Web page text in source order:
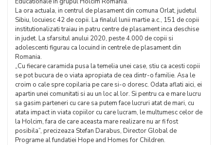
La ora actuala, in centrul de plasament din comuna Orlat, judetul
Sibiu, locuiesc 42 de copii. La finalul lunii martie a.c., 151 de copii
institutionalizati traiau in patru centre de plasament inca deschise
in judet. La sfarsitul anului 2020, peste 4.000 de copii si
adolescenti figurau ca locuind in centrele de plasament din
Romania.
„Cu fiecare caramida pusa la temelia unei case, stiu ca acesti copii
se pot bucura de o viata apropiata de cea dintr-o familie. Asa le
croim o cale spre copilaria pe care si-o doresc. Odata aflati aici, ei
apartin unei comunitati si au un loc al lor. Si pentru ca e mare lucru
sa gasim parteneri cu care sa putem face lucruri atat de mari, cu
atata impact in viata copiilor cu care lucram, le multumesc celor de
la Holcim, fara de care aceasta mare realizare nu ar fi fost
posibila”, precizeaza Stefan Darabus, Director Global de
Programe al fundatiei Hope and Homes for Children.